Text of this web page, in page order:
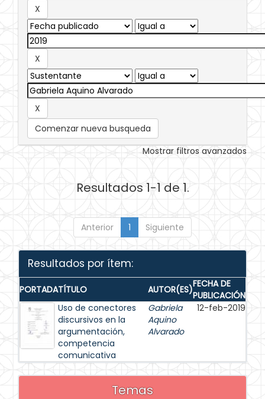
Comenzar nueva busqueda
Mostrar filtros avanzados
Resultados 1-1 de 1.
Anterior 1 Siguiente
Resultados por ítem:
PORTADATÍTULO AUTOR(ES)FECHA DE
PUBLICACIÓN
Uso de conectores
discursivos en la
argumentación,
competencia
comunicativa
Gabriela
Aquino
Alvarado
12-feb-2019
Temas